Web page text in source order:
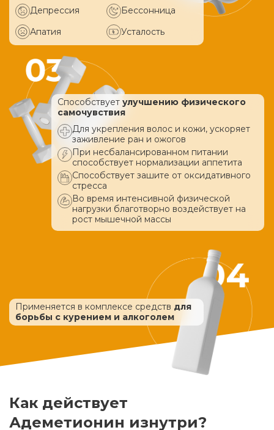
Депрессия
Бессонница
Апатия
Усталость
Способствует улучшению физического
самочувствия
Для укрепления волос и кожи, ускоряет
заживление ран и ожогов
При несбалансированном питании
способствует нормализации аппетита
Способствует зашите от оксидативного
стресса
Во время интенсивной физической
нагрузки благотворно воздействует на
рост мышечной массы
Применяется в комплексе средств для
борьбы с курением и алкоголем
Как действует
Адеметионин изнутри?